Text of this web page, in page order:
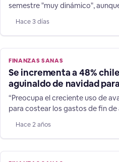
semestre "muy dinámico",
de 1,8% para la expansión de las
Hace 3 días
FINANZAS SANAS
Se incrementa a 48%
aguinaldo de navidad
“Preocupa el creciente uso de
para costear los gastos de fin
Chiledeudas.cl. Tanto navidad y
gastos, y durante 2022, 80% de
debieron endeudarse para
Hace 2 años